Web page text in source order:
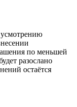
по меньшей
разослано
остаётся